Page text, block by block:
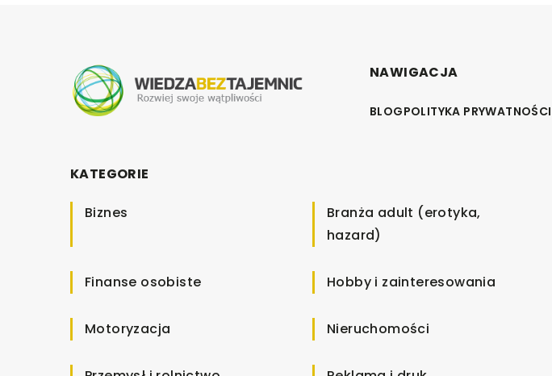
NAWIGACJA
BLOGPOLITYKA PRYWATNOŚCI
KATEGORIE
Biznes
Branża adult (erotyka,
hazard)
Finanse osobiste Hobby i zainteresowania
Motoryzacja Nieruchomości